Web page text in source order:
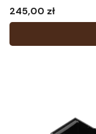
Cena
245,00 zł